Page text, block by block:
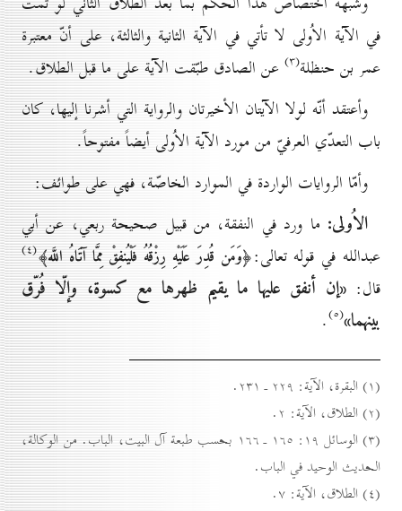
في الآية الاُولى لا تأتي في الآية الثانية والثالثة، على أنّ معتبرة
عمر بن حنظلة(۳)
عن الصادق طبّقت الآية على ما قبل الطلاق.
وأعتقد أنّه لولا الآيتان الأخيرتان والرواية التي أشرنا إليها، كان
باب التعدّي العرفيّ من مورد الآية الاُولى أيضاً مفتوحاً.
وأمّا الروايات الواردة في الموارد الخاصّة، فهي على طوائف:
الاُولى: ما ورد في النفقة، من قبيل صحيحة ربعي، عن أبي
عبدالله في قوله تعالى:﴿وَمَن قُدِرَ عَلَيْهِ رِزْقُهُ فَلْيُنفِقْ مِمَّا آتَاهُ اللَّه﴾(٤)
قال:«إن أنفق عليها ما يقيم ظهرها مع كسوة، وإلّا فُرّق
بينهما»(٥) .
(۱) البقرة، الآية: ۲۲۹ ـ ۲۳۱.
(۲) الطلاق، الآية: ۲.
(۳) الوسائل ۱۹: ۱٦٥ ـ ۱٦٦ بحسب طبعة آل البيت، الباب. من الوكالة،
الحديث الوحيد في الباب.
(٤) الطلاق، الآية: ۷.